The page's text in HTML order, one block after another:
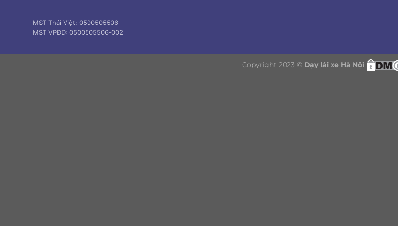
MST Thái Việt: 0500505506
MST VPĐD: 0500505506-002
Copyright 2023 © Dạy lái xe Hà Nội